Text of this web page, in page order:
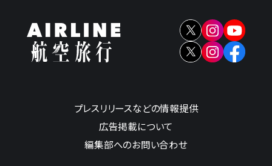
プレスリリースなどの情報提供
広告掲載について
編集部へのお問い合わせ